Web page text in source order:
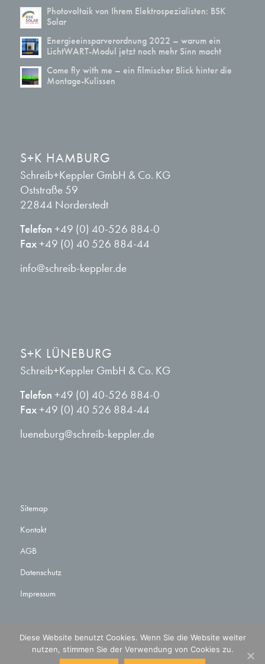
Photovoltaik von Ihrem Elektrospezialisten: BSK
Solar
Energieeinsparverordnung 2022 – warum ein
LichtWART-Modul jetzt noch mehr Sinn macht
Come fly with me – ein filmischer Blick hinter die
Montage-Kulissen
S+K HAMBURG
Schreib+Keppler GmbH & Co. KG
Oststraße 59
22844 Norderstedt
Telefon +49 (0) 40-526 884-0
Fax+49 (0) 40 526 884-44
info@schreib-keppler.de
S+K LÜNEBURG
Schreib+Keppler GmbH & Co. KG
Telefon +49 (0) 40-526 884-0
Fax+49 (0) 40 526 884-44
lueneburg@schreib-keppler.de
Sitemap
Kontakt
AGB
Datenschutz
Impressum
Diese Website benutzt Cookies. Wenn Sie die Website weiter
nutzen, stimmen Sie der Verwendung von Cookies zu.